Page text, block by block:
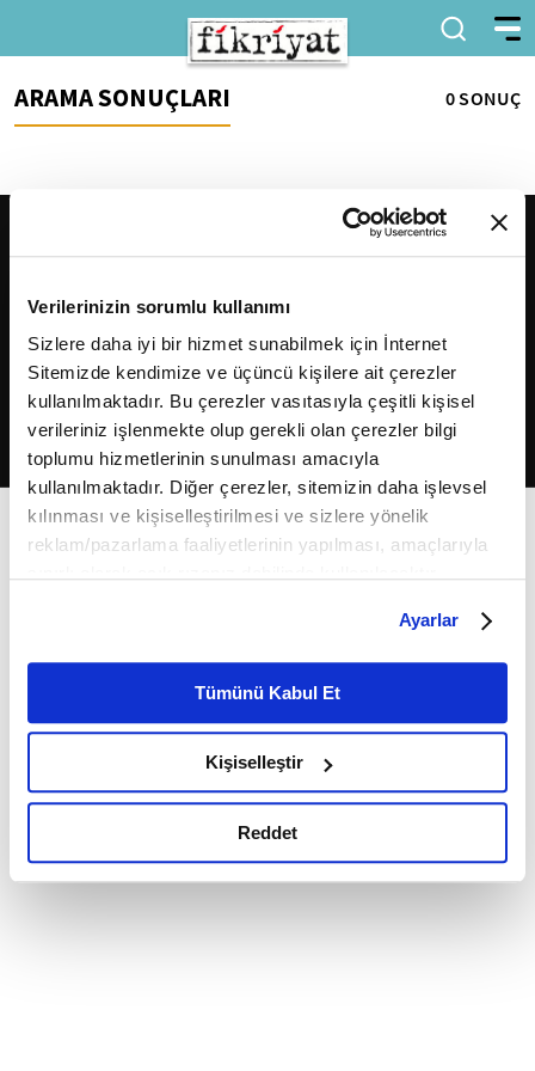
Verilerinizin sorumlu kullanımı
Sizlere daha iyi bir hizmet sunabilmek için İnternet
Sitemizde kendimize ve üçüncü kişilere ait çerezler
kullanılmaktadır. Bu çerezler vasıtasıyla çeşitli kişisel
verileriniz işlenmekte olup gerekli olan çerezler bilgi
toplumu hizmetlerinin sunulması amacıyla
kullanılmaktadır. Diğer çerezler, sitemizin daha işlevsel
kılınması ve kişiselleştirilmesi ve sizlere yönelik
reklam/pazarlama faaliyetlerinin yapılması, amaçlarıyla
belirleyebilirsiniz. Çerezlere ilişkin detaylı bilgi için
Ayarlar butonuna tıklayabilir,Çerez Bilgilendirme
Metnimizi ziyaret edebilirsiniz.
6698 sayılı Kişisel Verilerin Korunması Kanunu uyarınca
okumak ve sitemizi ziyaretiniz kapsamında
gerçekleştirilen veri işleme faaliyetleri ile ilgili daha
detaylı bilgi almak için lütfentıklayınız.
Ayarlar
Tümünü Kabul Et
Kişiselleştir
Reddet
ARAMA SONUÇLARI 0 SONUÇ
2026Fikriyat. Tüm hakları saklıdır.